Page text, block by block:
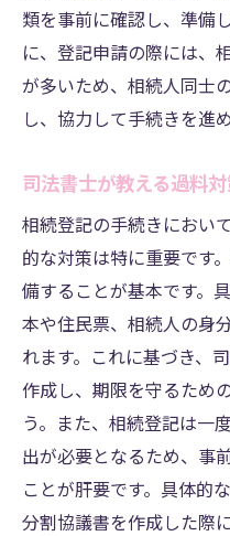
類を事前に確認し、準備
に、登記申請の際には、
が多いため、相続人同士
し、協力して手続きを進
司法書士が教える過料
相続登記の手続きにおい
的な対策は特に重要です
備することが基本です。
本や住民票、相続人の身
れます。これに基づき、
作成し、期限を守るため
う。また、相続登記は一
出が必要となるため、事
ことが肝要です。具体的
分割協議書を作成した際